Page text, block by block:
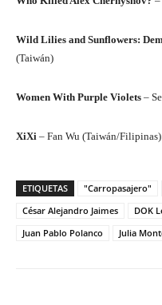
Wild Lilies and Sunflowers:
(Taiwán)
Women With Purple Violets –
XiXi – Fan Wu (Taiwán/Filipinas)
ETIQUETAS "Carropasajero"
César Alejandro Jaimes
DOK
Juan Pablo Polanco
Julia